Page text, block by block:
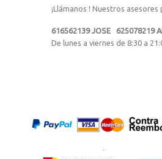
¡Llámanos ! Nuestros
616562139 JOSE 625078219
De lunes a viernes de 8:30 a